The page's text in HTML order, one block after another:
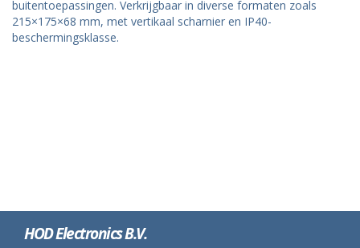
buitentoepassingen. Verkrijgbaar in diverse formaten zoals
215×175×68 mm, met vertikaal scharnier en IP40-
beschermingsklasse.
HOD Electronics B.V.